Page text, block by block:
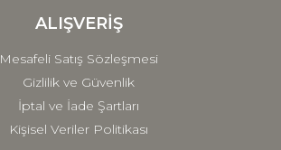
ALIŞVERİŞ
Mesafeli Satış Sözleşmesi
Gizlilik ve Güvenlik
İptal ve İade Şartları
Kişisel Veriler Politikası